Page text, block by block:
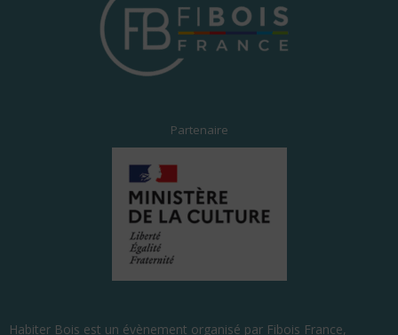
Partenaire
Habiter Bois est un évènement organisé par Fibois France,